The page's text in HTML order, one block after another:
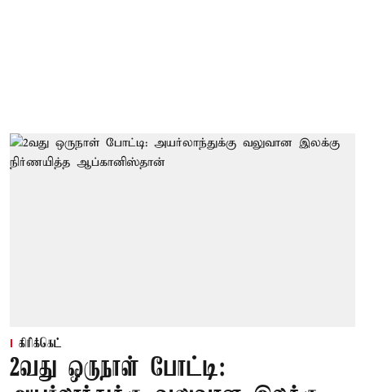
கிரிக்கெட்
2வது ஒருநாள் போட்டி: